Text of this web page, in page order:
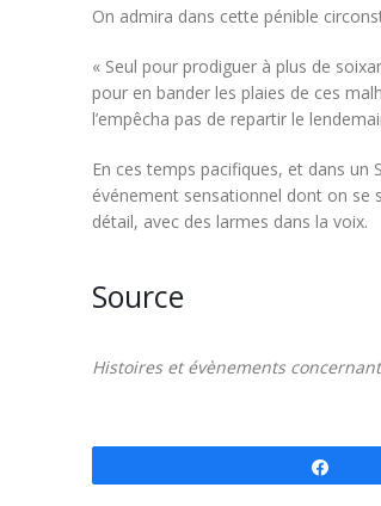
On admira dans cette pénible
« Seul pour prodiguer à plus de
pour en bander les plaies de ces
l’empêcha pas de repartir le
En ces temps pacifiques, et dans un
événement sensationnel dont on se
détail, avec des larmes dans la voix.
Source
Histoires et évènements